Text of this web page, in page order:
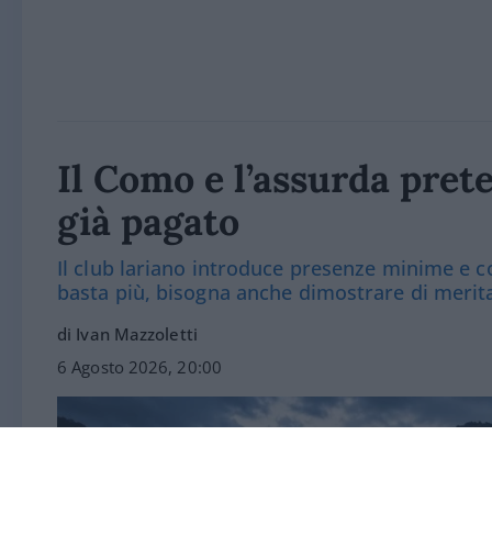
Il Como e l’assurda
già pagato
Il club lariano introduce presenze minime e
basta più, bisogna anche dimostrare di
di Ivan Mazzoletti
6 Agosto 2026, 20:00